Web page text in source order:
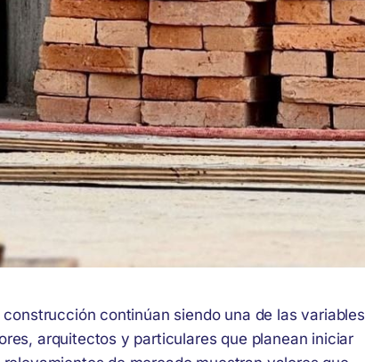
continúan siendo una de las variables
arquitectos y particulares que planean iniciar